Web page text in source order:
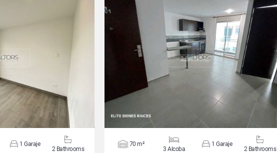
1 Garaje
2 Bathrooms
VIEW DETAILS
70 m²
3 Alcoba
1 Garaje
2 Bathrooms